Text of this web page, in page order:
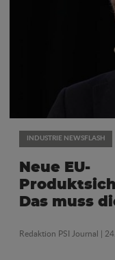
INDUSTRIE NEWSFLASH
Neue EU-
Das muss
Redaktion PSI Journal |